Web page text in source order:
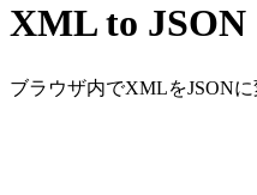
XML to
ブラウザ内でXMLをJSON